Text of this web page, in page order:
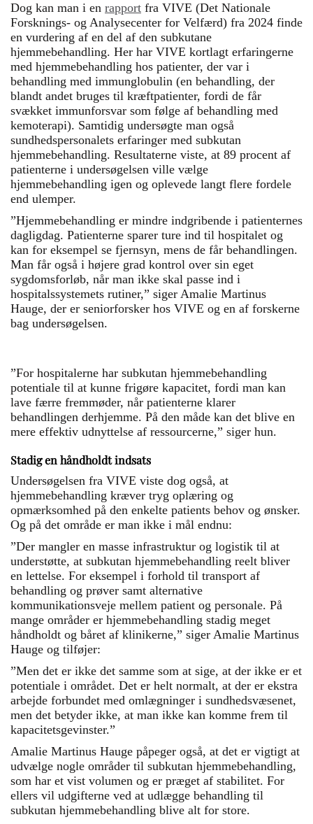
Dog kan man i en rapport fra VIVE (Det Nationale
Forsknings- og Analysecenter for Velfærd) fra 2024 finde
en vurdering af en del af den subkutane
hjemmebehandling. Her har VIVE kortlagt erfaringerne
med hjemmebehandling hos patienter, der var i
behandling med immunglobulin (en behandling, der
blandt andet bruges til kræftpatienter, fordi de får
svækket immunforsvar som følge af behandling med
kemoterapi). Samtidig undersøgte man også
sundhedspersonalets erfaringer med subkutan
hjemmebehandling. Resultaterne viste, at 89 procent af
patienterne i undersøgelsen ville vælge
hjemmebehandling igen og oplevede langt flere fordele
end ulemper.
”Hjemmebehandling er mindre indgribende i patienternes
dagligdag. Patienterne sparer ture ind til hospitalet og
kan for eksempel se fjernsyn, mens de får behandlingen.
Man får også i højere grad kontrol over sin eget
sygdomsforløb, når man ikke skal passe ind i
hospitalssystemets rutiner,” siger Amalie Martinus
Hauge, der er seniorforsker hos VIVE og en af forskerne
bag undersøgelsen.
”For hospitalerne har subkutan hjemmebehandling
potentiale til at kunne frigøre kapacitet, fordi man kan
lave færre fremmøder, når patienterne klarer
behandlingen derhjemme. På den måde kan det blive en
mere effektiv udnyttelse af ressourcerne,” siger hun.
Stadig en håndholdt indsats
Undersøgelsen fra VIVE viste dog også, at
hjemmebehandling kræver tryg oplæring og
opmærksomhed på den enkelte patients behov og ønsker.
Og på det område er man ikke i mål endnu:
”Der mangler en masse infrastruktur og logistik til at
understøtte, at subkutan hjemmebehandling reelt bliver
en lettelse. For eksempel i forhold til transport af
behandling og prøver samt alternative
kommunikationsveje mellem patient og personale. På
mange områder er hjemmebehandling stadig meget
håndholdt og båret af klinikerne,” siger Amalie Martinus
Hauge og tilføjer:
”Men det er ikke det samme som at sige, at der ikke er et
potentiale i området. Det er helt normalt, at der er ekstra
arbejde forbundet med omlægninger i sundhedsvæsenet,
men det betyder ikke, at man ikke kan komme frem til
kapacitetsgevinster.”
Amalie Martinus Hauge påpeger også, at det er vigtigt at
udvælge nogle områder til subkutan hjemmebehandling,
som har et vist volumen og er præget af stabilitet. For
ellers vil udgifterne ved at udlægge behandling til
subkutan hjemmebehandling blive alt for store.